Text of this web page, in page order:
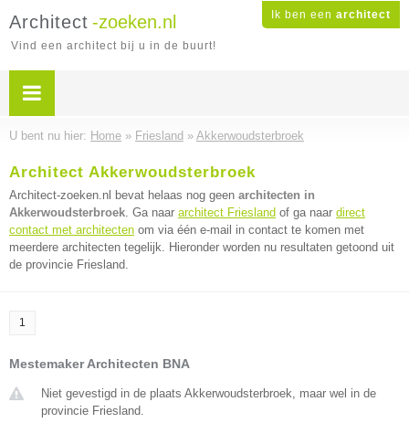
Ik ben een architect
Architect -zoeken.nl
Vind een architect bij u in de buurt!
U bent nu hier: Home » Friesland » Akkerwoudsterbroek
Architect Akkerwoudsterbroek
Architect-zoeken.nl bevat helaas nog geen architecten in
Akkerwoudsterbroek. Ga naar architect Friesland of ga naar direct
contact met architecten om via één e-mail in contact te komen met
meerdere architecten tegelijk. Hieronder worden nu resultaten getoond uit
de provincie Friesland.
1
Mestemaker Architecten BNA
Niet gevestigd in de plaats Akkerwoudsterbroek, maar wel in de
provincie Friesland.